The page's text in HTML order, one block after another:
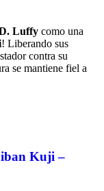
Luffy como una
! Liberando sus
contra su
se mantiene fiel a
Kuji –